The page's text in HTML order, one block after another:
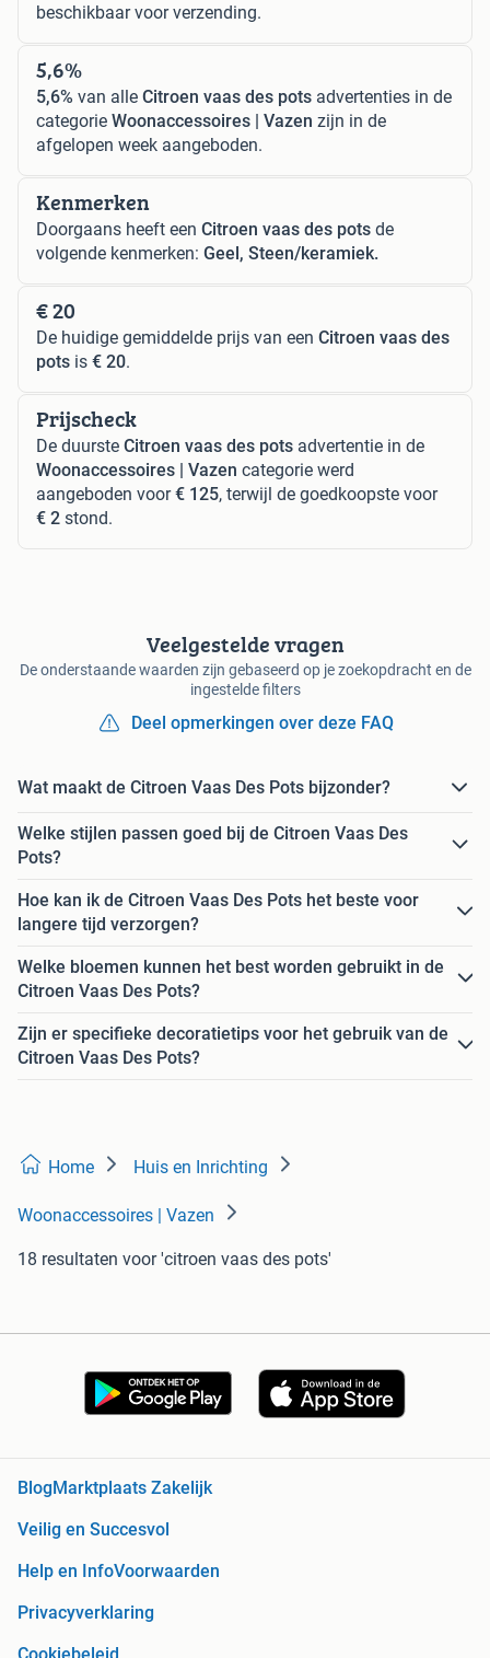
beschikbaar voor verzending.
5,6%
5,6% van alle Citroen vaas des pots advertenties in de
categorie Woonaccessoires | Vazen zijn in de
afgelopen week aangeboden.
Kenmerken
Doorgaans heeft een Citroen vaas des pots de
volgende kenmerken: Geel, Steen/keramiek.
€ 20
De huidige gemiddelde prijs van een Citroen vaas des
pots is € 20.
Prijscheck
De duurste Citroen vaas des pots advertentie in de
Woonaccessoires | Vazen categorie werd
aangeboden voor€ 125, terwijl de goedkoopste voor
€ 2 stond.
Veelgestelde vragen
De onderstaande waarden zijn gebaseerd op je zoekopdracht en de
ingestelde filters
Deel opmerkingen over deze FAQ
Wat maakt de Citroen Vaas Des Pots bijzonder?
Welke stijlen passen goed bij de Citroen Vaas Des
Pots?
Hoe kan ik de Citroen Vaas Des Pots het beste voor
langere tijd verzorgen?
Welke bloemen kunnen het best worden gebruikt in de
Citroen Vaas Des Pots?
Zijn er specifieke decoratietips voor het gebruik van de
Citroen Vaas Des Pots?
Home Huis en Inrichting
Woonaccessoires | Vazen
18 resultaten voor 'citroen vaas des pots'
BlogMarktplaats Zakelijk
Veilig en Succesvol
Help en InfoVoorwaarden
Privacyverklaring
Cookiebeleid